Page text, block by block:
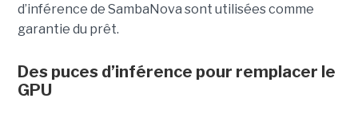
d’inférence de SambaNova sont utilisées comme
garantie du prêt.
Des puces d’inférence pour remplacer le
GPU